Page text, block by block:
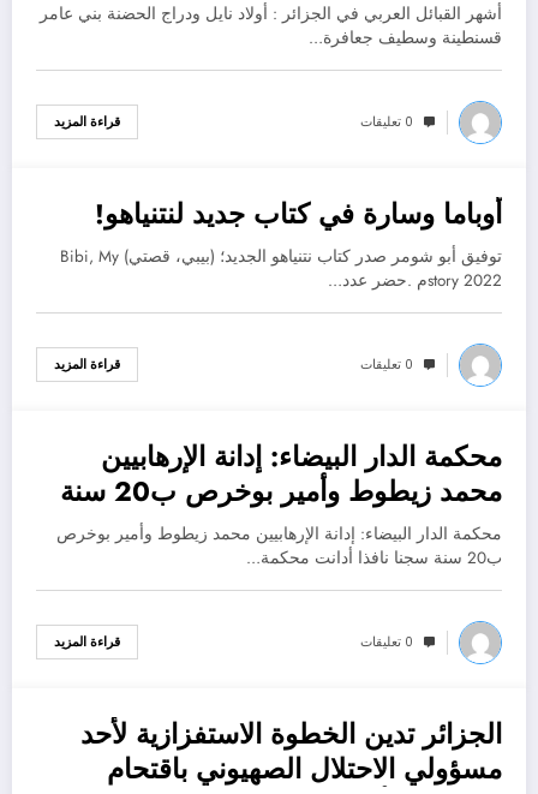
أشهر القبائل العربي في الجزائر : أولاد نايل ودراج الحضنة بني عامر
قسنطينة وسطيف جعافرة…
0 تعليقات قراءة المزيد
يناير 3, 2023
أوباما وسارة في كتاب جديد لنتنياهو!
توفيق أبو شومر صدر كتاب نتنياهو الجديد؛ (بيبي، قصتي) Bibi, My
story 2022م .حضر عدد…
0 تعليقات قراءة المزيد
يناير 3, 2023
محكمة الدار البيضاء: إدانة الإرهابيين
محمد زيطوط وأمير بوخرص ب20 سنة
سجنا نافذا
محكمة الدار البيضاء: إدانة الإرهابيين محمد زيطوط وأمير بوخرص
ب20 سنة سجنا نافذا أدانت محكمة…
0 تعليقات قراءة المزيد
يناير 3, 2023
الجزائر تدين الخطوة الاستفزازية لأحد
مسؤولي الاحتلال الصهيوني باقتحام